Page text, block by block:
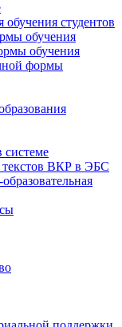
студентов
обучения
обучения
формы
системе
текстов ВКР в ЭБС